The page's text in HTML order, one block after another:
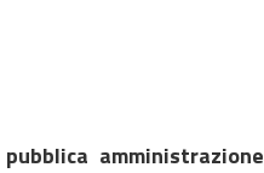
amministrazione